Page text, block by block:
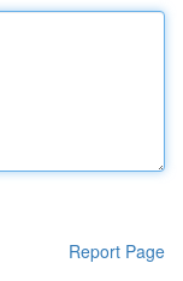
Report Page